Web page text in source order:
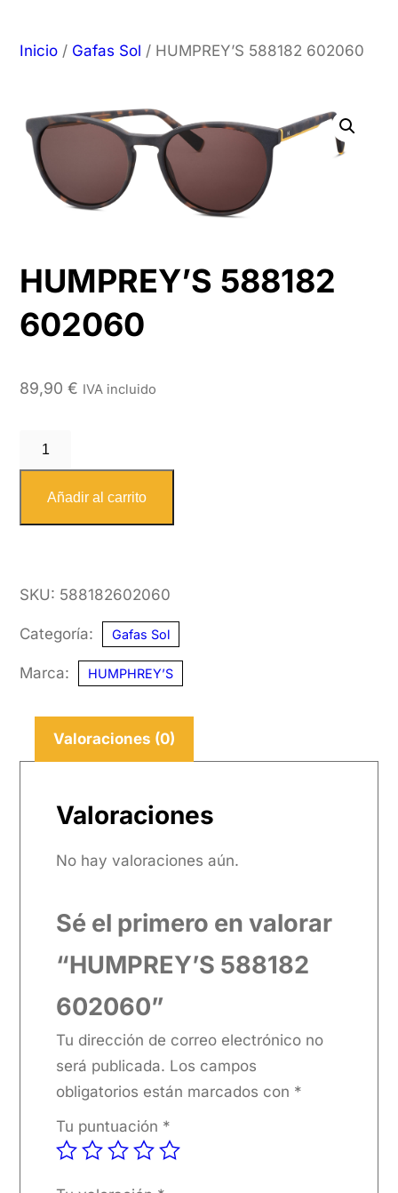
Inicio / Gafas Sol / HUMPREY’S 588182 602060
HUMPREY’S 588182
602060
89,90€ IVA incluido
HUMPREY'S
588182
602060
cantidad
Añadir al carrito
SKU: 588182602060
Categoría: Gafas Sol
Marca: HUMPHREY’S
Valoraciones (0)
Valoraciones
No hay valoraciones aún.
Sé el primero en valorar
“HUMPREY’S 588182
602060”
Tu dirección de correo electrónico no
será publicada. Los campos
obligatorios están marcados con *
Tu puntuación *